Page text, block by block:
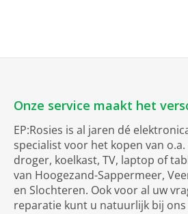
Onze service maakt het
EP:Rosies is al jaren dé
specialist voor het kopen van
droger, koelkast, TV, laptop of
van Hoogezand-Sappermeer,
en Slochteren. Ook voor al uw
reparatie kunt u natuurlijk bij